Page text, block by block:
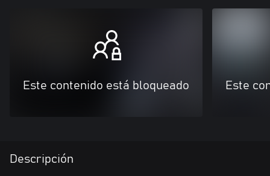
Este contenido está bloqueado Este
Descripción